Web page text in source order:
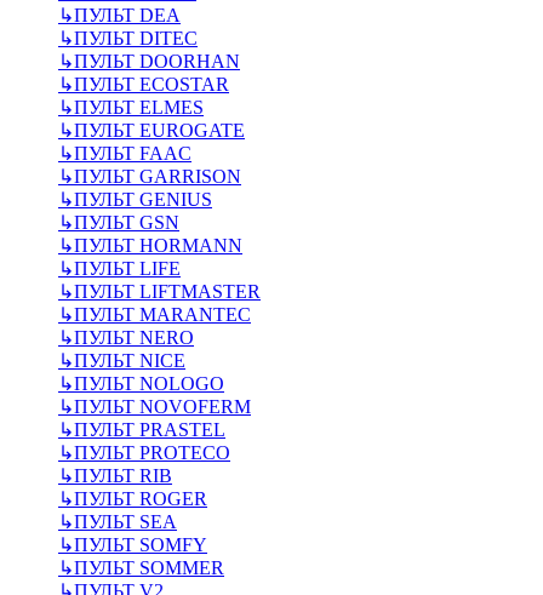
↳ПУЛЬТ DEA
↳ПУЛЬТ DITEC
↳ПУЛЬТ DOORHAN
↳ПУЛЬТ ECOSTAR
↳ПУЛЬТ ELMES
↳ПУЛЬТ EUROGATE
↳ПУЛЬТ FAAC
↳ПУЛЬТ GARRISON
↳ПУЛЬТ GENIUS
↳ПУЛЬТ GSN
↳ПУЛЬТ HORMANN
↳ПУЛЬТ LIFE
↳ПУЛЬТ LIFTMASTER
↳ПУЛЬТ MARANTEC
↳ПУЛЬТ NERO
↳ПУЛЬТ NICE
↳ПУЛЬТ NOLOGO
↳ПУЛЬТ NOVOFERM
↳ПУЛЬТ PRASTEL
↳ПУЛЬТ PROTECO
↳ПУЛЬТ RIB
↳ПУЛЬТ ROGER
↳ПУЛЬТ SEA
↳ПУЛЬТ SOMFY
↳ПУЛЬТ SOMMER
↳ПУЛЬТ V2